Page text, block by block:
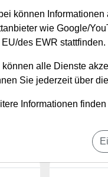
zum Kaufen
können
wie Google/
EU/des EWR stattfinden.
können alle Dienste
Sie jederzeit über die
Informationen